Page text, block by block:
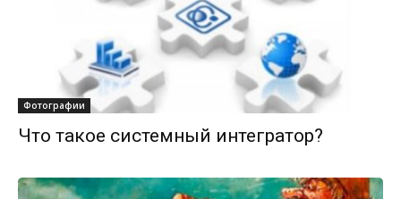
Фотографии
Что такое системный интегратор?